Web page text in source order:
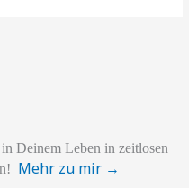
in Deinem Leben in zeitlosen
Mehr zu mir →